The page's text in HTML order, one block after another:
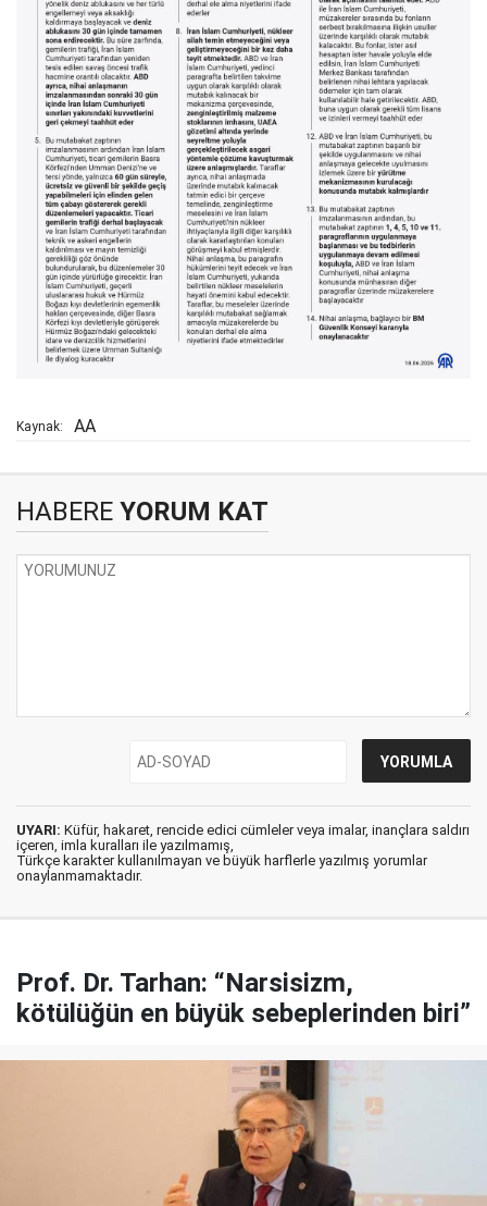
Kaynak: AA
HABERE YORUM KAT
UYARI: Küfür, hakaret, rencide edici cümleler veya imalar, inançlara saldırı
içeren, imla kuralları ile yazılmamış,
Türkçe karakter kullanılmayan ve büyük harflerle yazılmış yorumlar
onaylanmamaktadır.
Prof. Dr. Tarhan: “Narsisizm,
kötülüğün en büyük sebeplerinden biri”